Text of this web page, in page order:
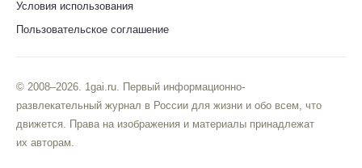
Условия использования
Пользовательское соглашение
© 2008–2026. 1gai.ru. Первый информационно-
развлекательный журнал в России для жизни и обо всем, что
движется. Права на изображения и материалы принадлежат
их авторам.